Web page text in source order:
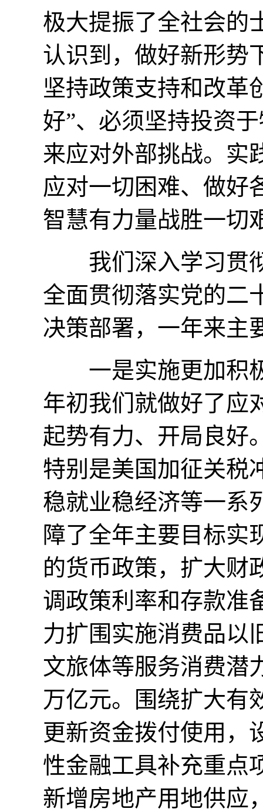
极大提振了全社会的
认识到，做好新形势
坚持政策支持和改革
好”、必须坚持投资
来应对外部挑战。实
应对一切困难、做好
智慧有力量战胜一切
我们深入学习贯彻
全面贯彻落实党的二
决策部署，一年来主
一是实施更加积极
年初我们就做好了应
起势有力、开局良好
特别是美国加征关税
稳就业稳经济等一系
障了全年主要目标实
的货币政策，扩大财
调政策利率和存款准
力扩围实施消费品以
文旅体等服务消费潜
万亿元。围绕扩大有
更新资金拨付使用，
性金融工具补充重点
新增房地产用地供应